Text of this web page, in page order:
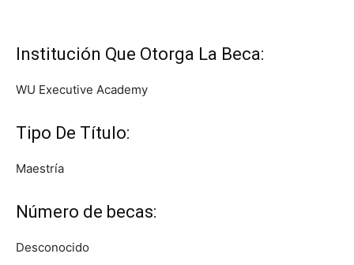
Institución Que Otorga La Beca:
WU Executive Academy
Tipo De Título:
Maestría
Número de becas:
Desconocido